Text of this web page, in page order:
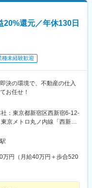
還元／年休130日
種未経験歓迎
決の環境で、不動産の仕入
お任せ！
：東京都新宿区西新宿6-12-
京メトロ丸ノ内線「西新宿
万円（月給40万円＋歩合520